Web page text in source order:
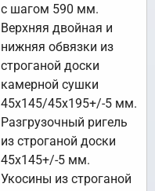
с шагом 590 мм.
Верхняя двойная и
нижняя обвязки из
строганой доски
камерной сушки
45х145/45х195+/-5 мм.
Разгрузочный ригель
из строганой доски
45х145+/-5 мм.
Укосины из строганой